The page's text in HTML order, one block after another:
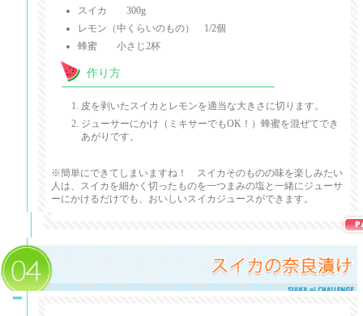
スイカ 300g
レモン（中くらいのもの） 1/2個
蜂蜜 小さじ2杯
作り方
皮を剥いたスイカとレモンを適当な大きさに切ります。
ジューサーにかけ（ミキサーでもOK！）蜂蜜を混ぜてでき
あがりです。
※簡単にできてしまいますね！ スイカそのものの味を楽しみたい
人は、スイカを細かく切ったものを一つまみの塩と一緒にジューサ
ーにかけるだけでも、おいしいスイカジュースができます。
スイカの奈良漬け